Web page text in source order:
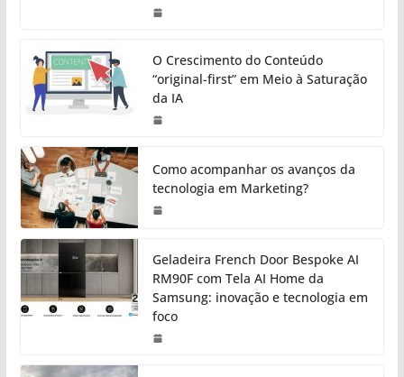
O Crescimento do Conteúdo
“original-first” em Meio à Saturação
da IA
Como acompanhar os avanços da
tecnologia em Marketing?
Geladeira French Door Bespoke AI
RM90F com Tela AI Home da
Samsung: inovação e tecnologia em
foco